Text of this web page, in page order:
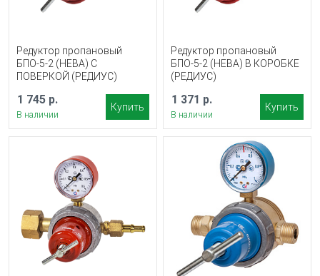
Редуктор пропановый
БПО-5-2 (НЕВА) С
ПОВЕРКОЙ (РЕДИУС)
1 745 р.
В наличии
Купить
Редуктор пропановый
БПО-5-2 (НЕВА) В КОРОБКЕ
(РЕДИУС)
1 371 р.
В наличии
Купить